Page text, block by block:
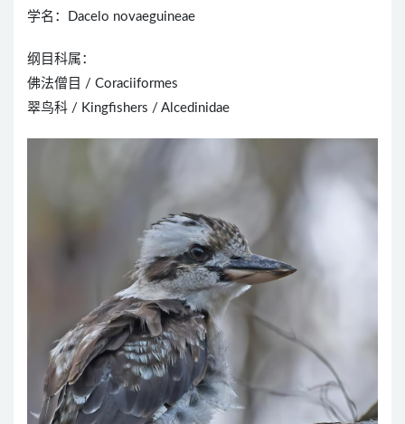
学名：Dacelo novaeguineae
纲目科属：
佛法僧目 / Coraciiformes
翠鸟科 / Kingfishers / Alcedinidae